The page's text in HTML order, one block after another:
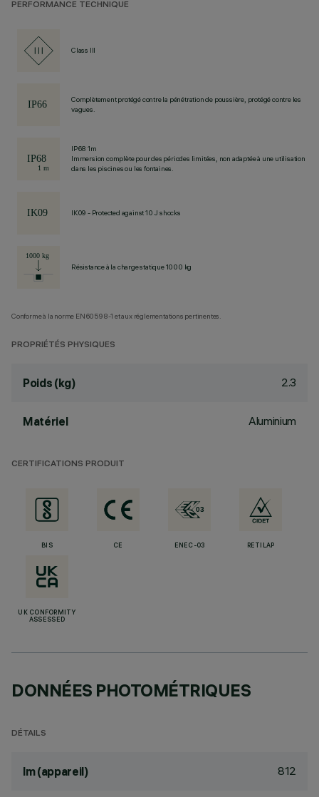
PERFORMANCE TECHNIQUE
Class III
Complètement protégé contre la pénétration de poussière, protégé contre les
vagues.
IP68 1m
Immersion complète pour des périodes limitées, non adaptée à une utilisation
dans les piscines ou les fontaines.
IK09 - Protected against 10 J shocks
Résistance à la charge statique 1000 kg
Conforme à la norme EN60598-1 et aux réglementations pertinentes.
PROPRIÉTÉS PHYSIQUES
Poids (kg) 2.3
Matériel Aluminium
CERTIFICATIONS PRODUIT
BIS CE ENEC-03 RETILAP
UK CONFORMITY
ASSESSED
DONNÉES PHOTOMÉTRIQUES
DÉTAILS
lm (appareil) 812